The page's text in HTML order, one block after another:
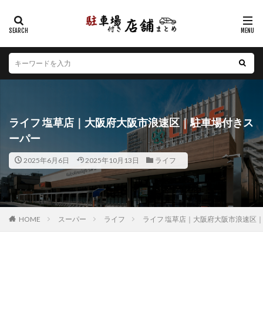
ライフ 塩草店｜大阪府大阪市浪速区｜駐車場付きス
ーパー
2025年6月6日 2025年10月13日 ライフ
HOME スーパー ライフ ライフ 塩草店｜大阪府大阪市浪速区
カテゴリー
エリア
北海道 青森県 岩手県 宮城県
秋田県
山形県
福島県 茨城県 栃木県
群馬県
埼玉県
千葉県 東京都 神奈川県
新潟県
山梨県
長野県 富山県 石川県
福井県
岐阜県
静岡県 愛知県 三重県
滋賀県
京都府
大阪府 兵庫県
和歌山県
鳥取県
島根県 岡山県 広島県
徳島県
香川県 愛媛県 高知県
福岡県
佐賀県
長崎県 熊本県 大分県
宮崎県